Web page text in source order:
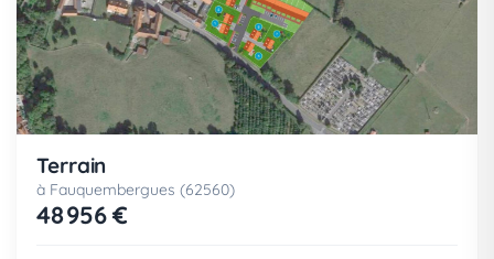
Terrain
à Fauquembergues (62560)
48 956 €